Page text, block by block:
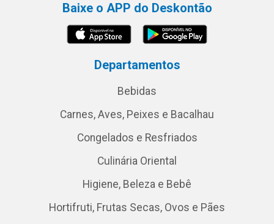
Baixe o APP do Deskontão
Departamentos
Bebidas
Carnes, Aves, Peixes e Bacalhau
Congelados e Resfriados
Culinária Oriental
Higiene, Beleza e Bebê
Hortifruti, Frutas Secas, Ovos e Pães